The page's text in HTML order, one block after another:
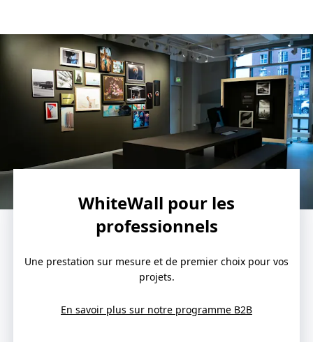
WhiteWall pour les
professionnels
Une prestation sur mesure et de premier choix pour vos
projets.
En savoir plus sur notre programme B2B